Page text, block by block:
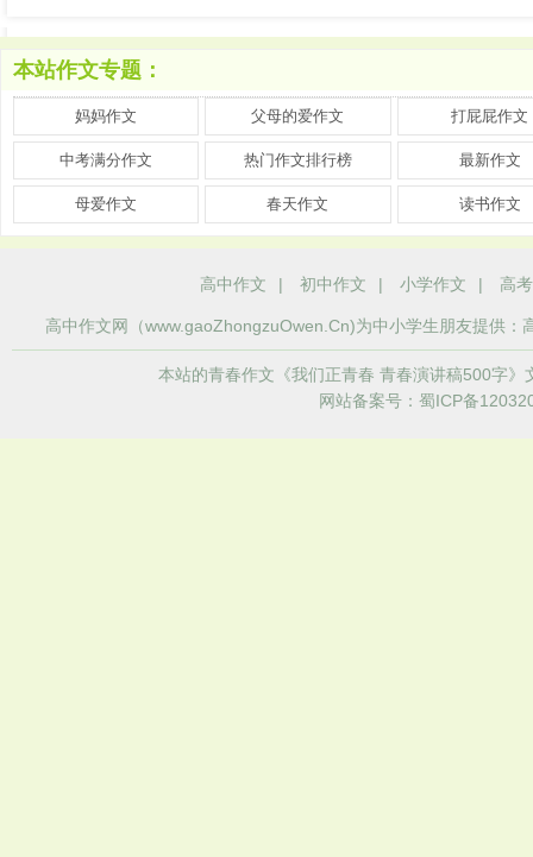
本站作文专题：
妈妈作文 父母的爱作文 打屁屁作文
中考满分作文 热门作文排行榜 最新作文
母爱作文 春天作文 读书作文
高中作文 | 初中作文 | 小学作文 | 高
高中作文网（www.gaoZhongzuOwen.Cn)为中小学生朋友提供
本站的青春作文《我们正青春 青春演讲稿500字
网站备案号：蜀ICP备